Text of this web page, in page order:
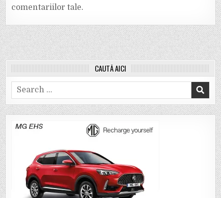
comentariilor tale.
CAUTĂ AICI
Search
for: